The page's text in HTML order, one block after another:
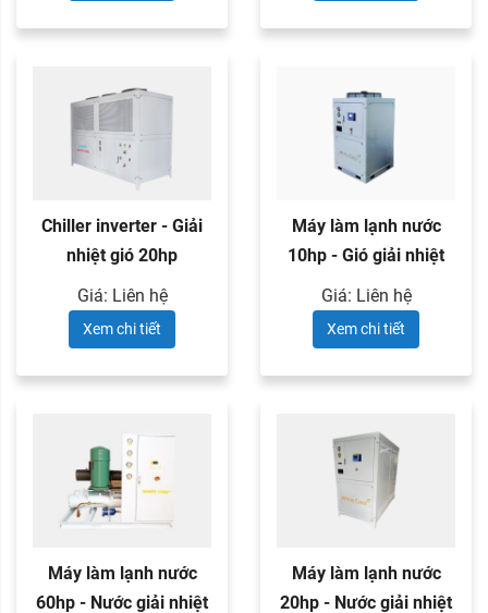
Chiller inverter - Giải
nhiệt gió 20hp
Giá: Liên hệ
Xem chi tiết
Máy làm lạnh nước
10hp - Gió giải nhiệt
Giá: Liên hệ
Xem chi tiết
Máy làm lạnh nước
60hp - Nước giải nhiệt
Máy làm lạnh nước
20hp - Nước giải nhiệt